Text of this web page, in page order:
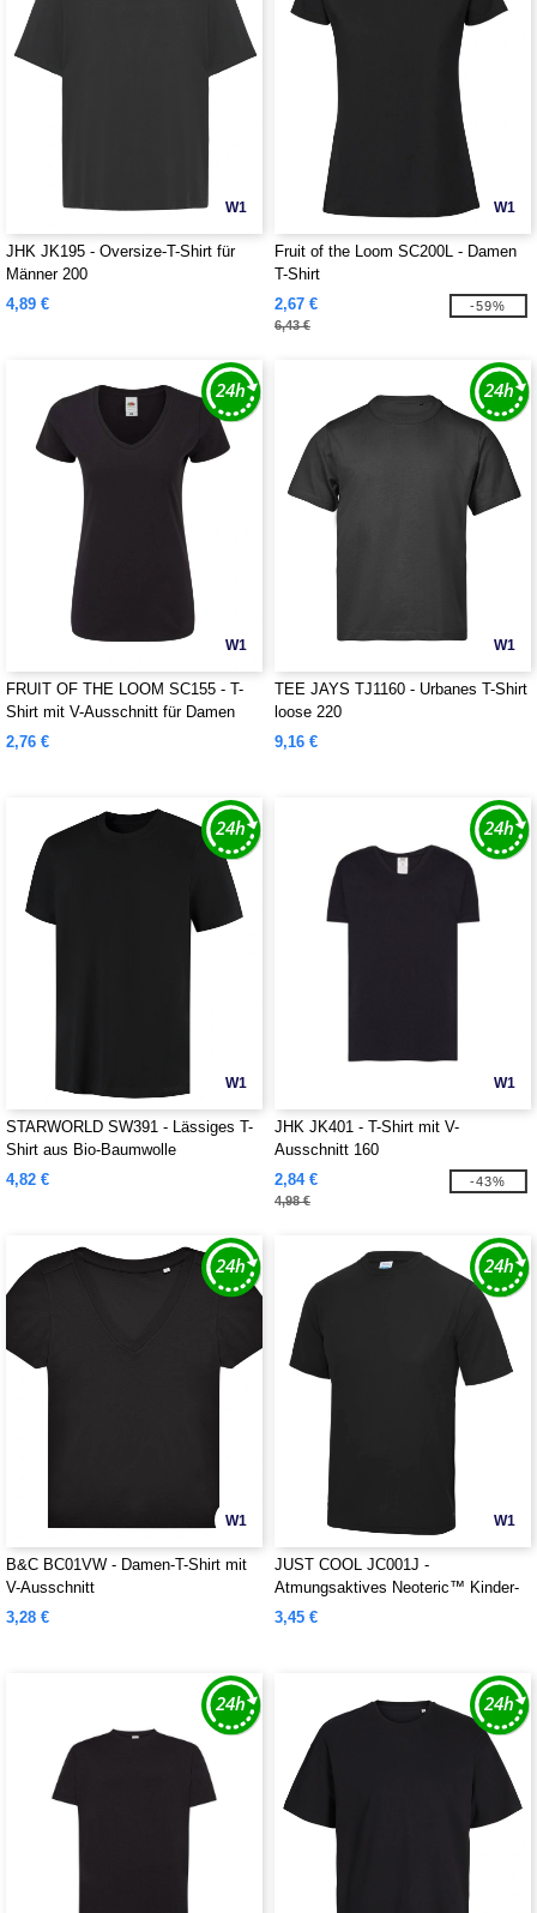
W1
JHK JK195 - Oversize-T-Shirt für
Männer 200
4,89 €
W1
Fruit of the Loom SC200L - Damen
T-Shirt
2,67 €
6,43 €
-59%
W1
FRUIT OF THE LOOM SC155 - T-
Shirt mit V-Ausschnitt für Damen
2,76 €
W1
TEE JAYS TJ1160 - Urbanes T-Shirt
loose 220
9,16 €
W1
STARWORLD SW391 - Lässiges T-
Shirt aus Bio-Baumwolle
4,82 €
W1
JHK JK401 - T-Shirt mit V-
Ausschnitt 160
2,84 €
4,98 €
-43%
W1
B&C BC01VW - Damen-T-Shirt mit
V-Ausschnitt
3,28 €
W1
JUST COOL JC001J -
Atmungsaktives Neoteric™ Kinder-
T-Shirt
3,45 €